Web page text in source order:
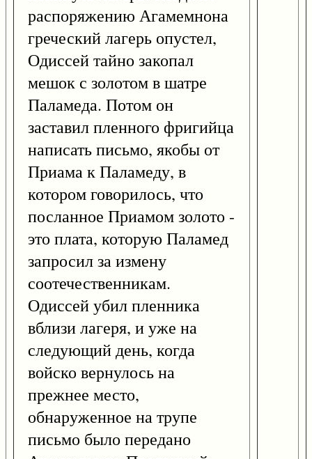
распоряжению Агамемнона
греческий лагерь опустел,
Одиссей тайно закопал
мешок с золотом в шатре
Паламеда. Потом он
заставил пленного фригийца
написать письмо, якобы от
Приама к Паламеду, в
котором говорилось, что
посланное Приамом золото -
это плата, которую Паламед
запросил за измену
соотечественникам.
Одиссей убил пленника
вблизи лагеря, и уже на
следующий день, когда
войско вернулось на
прежнее место,
обнаруженное на трупе
письмо было передано